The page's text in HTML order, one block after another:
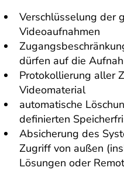
Verschlüsselung der
Videoaufnahmen
dürfen auf die
Protokollierung aller
Videomaterial
automatische
definierten
Absicherung des
Zugriff von außen
Lösungen oder